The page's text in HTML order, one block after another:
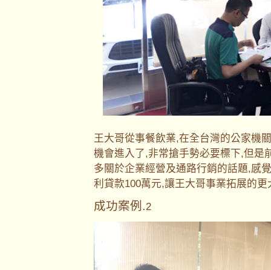
王大哥從事餐飲業,在全台灣的公家機
機會進入了,非常搶手勢必要標下,但是
多關於企業經營及通路行銷的話題,感
利貸款100萬元,讓王大哥事業拓展的
成功案例.2